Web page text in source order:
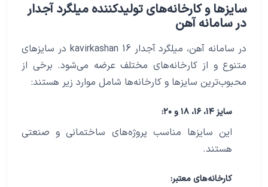
سایزها و کارخانه‌های تولیدکننده میلگرد آجدار
در سامانه آهن
در سامانه آهن، میلگرد آجدار 16 kavirkashan در سایزهای
متنوع و از کارخانه‌های مختلف عرضه می‌شود. برخی از
محبوب‌ترین سایزها و کارخانه‌ها شامل موارد زیر هستند:
سایز ۱۴، ۱۶، ۱۸ و ۲۰:
این سایزها مناسب پروژه‌های ساختمانی و صنعتی
هستند.
کارخانه‌های معتبر: